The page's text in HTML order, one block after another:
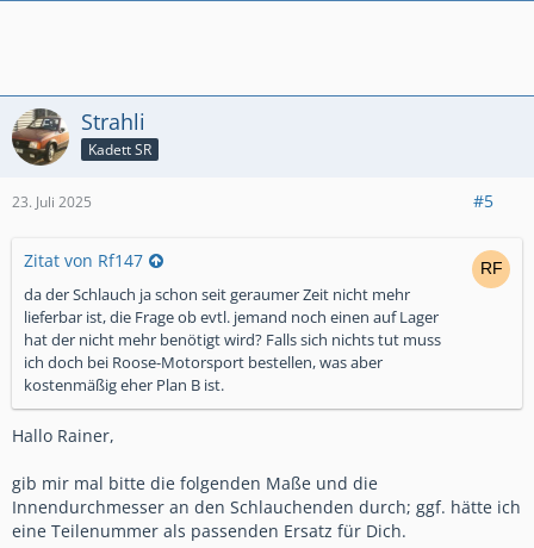
Strahli
Kadett SR
23. Juli 2025 #5
Zitat von Rf147
da der Schlauch ja schon seit geraumer Zeit nicht mehr
lieferbar ist, die Frage ob evtl. jemand noch einen auf Lager
hat der nicht mehr benötigt wird? Falls sich nichts tut muss
ich doch bei Roose-Motorsport bestellen, was aber
kostenmäßig eher Plan B ist.
Hallo Rainer,
gib mir mal bitte die folgenden Maße und die
Innendurchmesser an den Schlauchenden durch; ggf. hätte ich
eine Teilenummer als passenden Ersatz für Dich.